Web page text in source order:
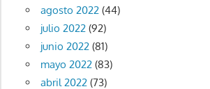
agosto 2022(44)
julio 2022(92)
junio 2022(81)
mayo 2022(83)
abril 2022(73)